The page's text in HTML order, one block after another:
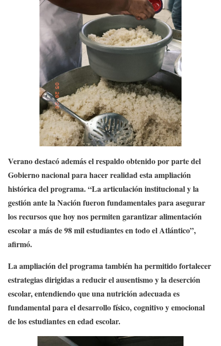
Verano destacó además el respaldo obtenido por parte del
Gobierno nacional para hacer realidad esta ampliación
histórica del programa. “La articulación institucional y la
gestión ante la Nación fueron fundamentales para asegurar
los recursos que hoy nos permiten garantizar alimentación
escolar a más de 98 mil estudiantes en todo el Atlántico”,
afirmó.
La ampliación del programa también ha permitido fortalecer
estrategias dirigidas a reducir el ausentismo y la deserción
escolar, entendiendo que una nutrición adecuada es
fundamental para el desarrollo físico, cognitivo y emocional
de los estudiantes en edad escolar.